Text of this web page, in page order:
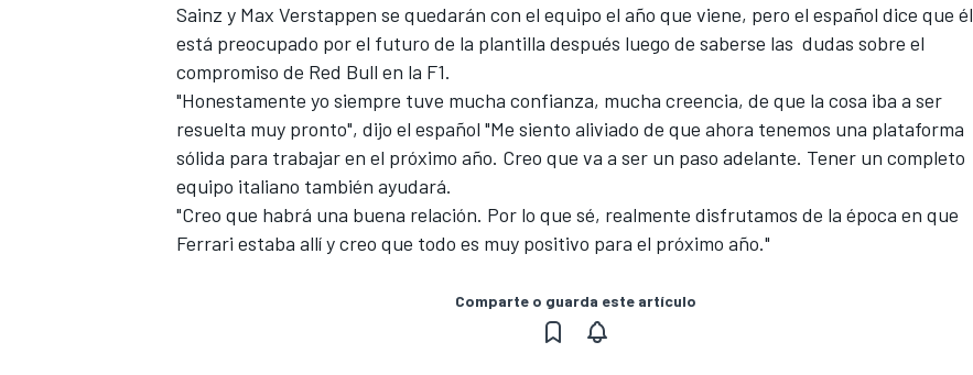
MÁS CATEGORÍAS
Sainz y Max Verstappen se quedarán con el equipo el año que viene, pero el español dice que él
está preocupado por el futuro de la plantilla después luego de saberse las dudas sobre el
compromiso de Red Bull en la F1.
"Honestamente yo siempre tuve mucha confianza, mucha creencia, de que la cosa iba a ser
resuelta muy pronto", dijo el español "Me siento aliviado de que ahora tenemos una plataforma
sólida para trabajar en el próximo año. Creo que va a ser un paso adelante. Tener un completo
equipo italiano también ayudará.
"Creo que habrá una buena relación. Por lo que sé, realmente disfrutamos de la época en que
Ferrari estaba allí y creo que todo es muy positivo para el próximo año."
Comparte o guarda este artículo